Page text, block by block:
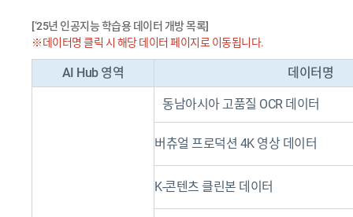
[‘25년 인공지능 학습용 데이터 개방 목록]
※데이터명 클릭 시 해당 데이터 페이지로 이동됩니다.
AI Hub 영역 데이터명
동남아시아 고품질 OCR 데이터
버츄얼 프로덕션 4K 영상 데이터
K-콘텐츠 클린본 데이터